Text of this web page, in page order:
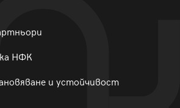
НФК
и устойчивост